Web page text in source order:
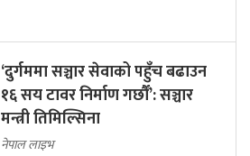
‘दुर्गममा सञ्चार सेवाको पहुँच बढाउन
१६ सय टावर निर्माण गर्छौँ’: सञ्चार
मन्त्री तिमिल्सिना
नेपाल लाइभ